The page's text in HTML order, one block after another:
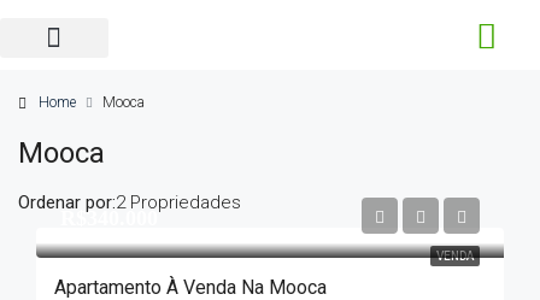
Home Mooca
Mooca
2 Propriedades
Ordenar por:
VENDA
R$340.000
Apartamento À Venda Na Mooca